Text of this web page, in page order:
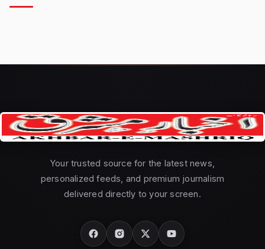
Your trusted source for the latest news,
personalized feeds, and premium journalism
delivered directly to your screen.